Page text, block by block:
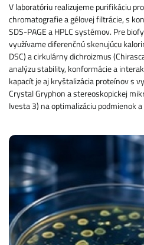
V laboratóriu realizujeme purifikáciu
chromatografie a gélovej filtrácie, s
SDS-PAGE a HPLC systémov. Pre
využívame diferenčnú skenujúcu
DSC) a cirkulárny dichroizmus
analýzu stability, konformácie a
kapacít je aj kryštalizácia proteínov s
Crystal Gryphon a stereoskopickej
Ivesta 3) na optimalizáciu podmienok